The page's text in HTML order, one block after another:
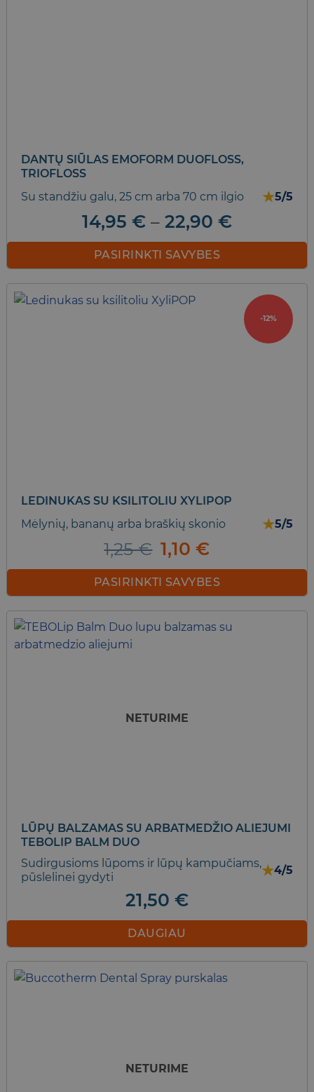
DANTŲ SIŪLAS EMOFORM DUOFLOSS,
TRIOFLOSS
Su standžiu galu, 25 cm arba 70 cm ilgio
★5/5
14,95 € – 22,90 €Price
range:
through
22,90 €
PASIRINKTI SAVYBES
has
-12%
LEDINUKAS SU KSILITOLIU XYLIPOP
Mėlynių, bananų arba braškių skonio
★5/5
1,25€ Original
price
was:
1,25 €.
1,10€Current
price
is:
1,10 €.
PASIRINKTI SAVYBES
has
be
NETURIME
LŪPŲ BALZAMAS SU ARBATMEDŽIO ALIEJUMI
TEBOLIP BALM DUO
Sudirgusioms lūpoms ir lūpų kampučiams,
pūslelinei gydyti
★4/5
21,50 €
DAUGIAU
NETURIME